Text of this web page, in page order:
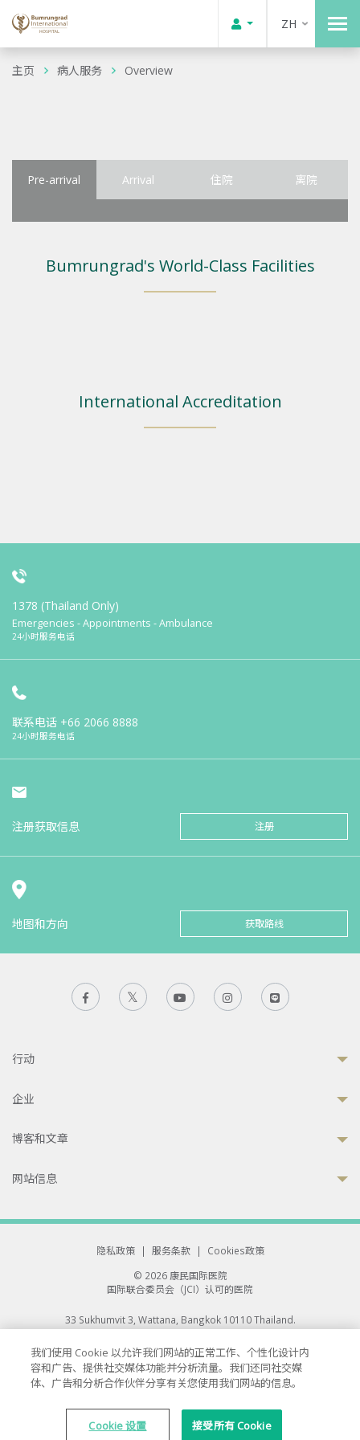
ZH
主页 病人服务 Overview
Pre-arrival Arrival 住院 离院
Bumrungrad's World-Class Facilities
International Accreditation
1378 (Thailand Only)
Emergencies - Appointments - Ambulance
24小时服务电话
联系电话 +66 2066 8888
24小时服务电话
注册获取信息 注册
地图和方向 获取路线
行动
企业
博客和文章
网站信息
隐私政策 | 服务条款 |
Cookies政策
© 2026 康民国际医院
国际联合委员会（JCI）认可的医院
33 Sukhumvit 3, Wattana, Bangkok 10110 Thailand.
All rights reserved.
我们使用 Cookie 以允许我们网站的正常工作、个性化设计内
容和广告、提供社交媒体功能并分析流量。我们还同社交媒
体、广告和分析合作伙伴分享有关您使用我们网站的信息。
Cookie 设置 接受所有 Cookie